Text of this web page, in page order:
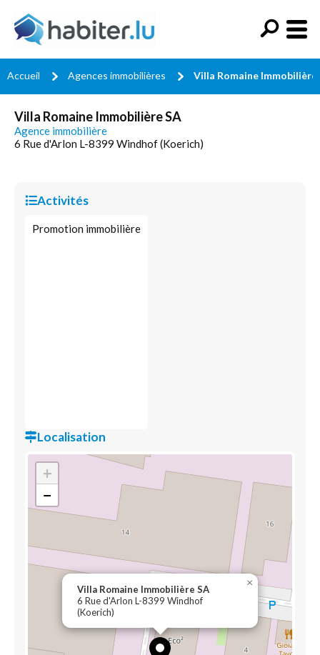
Accueil Agences immobilières Villa Romaine Immobilière
Villa Romaine Immobilière SA
Agence immobilière
6 Rue d'Arlon L-8399 Windhof (Koerich)
Activités
Promotion immobilière
Localisation
Villa Romaine Immobilière SA
6 Rue d'Arlon L-8399 Windhof
(Koerich)
×
+
−